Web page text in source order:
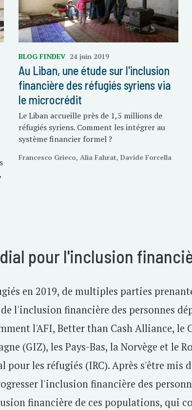
BLOG FINDEV 24 juin 2019
Au Liban, une étude sur l'inclusion
financière des réfugiés syriens via
le microcrédit
Le Liban accueille près de 1,5 millions de
réfugiés syriens. Comment les intégrer au
système financier formel ?
Francesco Grieco, Alia Fahrat, Davide Forcella
pour l'inclusion
en 2019, de multiples parties
l'inclusion financière des personnes
l'AFI, Better than Cash Alliance, le
(GIZ), les Pays-Bas, la Norvège et le
les réfugiés (IRC). Après s'être mis
l'inclusion financière des
financière de ces populations, qui